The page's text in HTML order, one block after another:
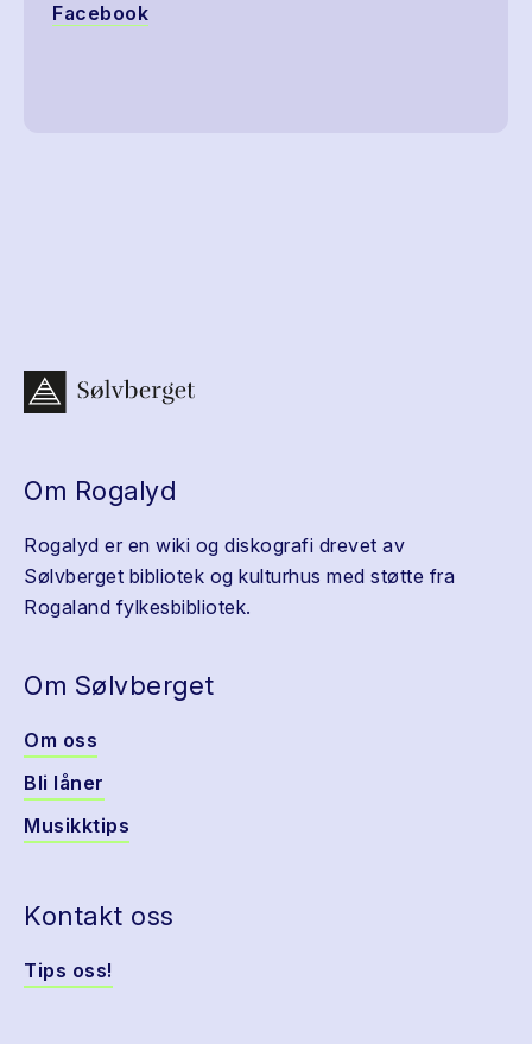
Facebook
Om Rogalyd
Rogalyd er en wiki og diskografi drevet av
Sølvberget bibliotek og kulturhus med støtte fra
Rogaland fylkesbibliotek.
Om Sølvberget
Om oss
Bli låner
Musikktips
Kontakt oss
Tips oss!